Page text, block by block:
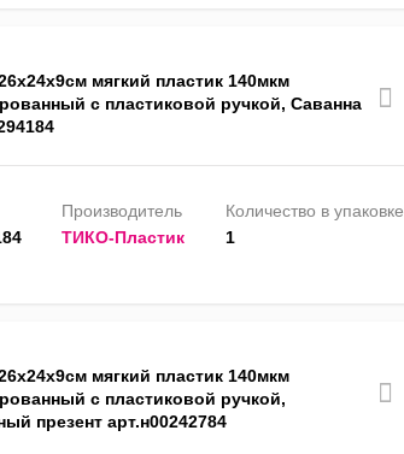
мягкий пластик 140мкм
с пластиковой ручкой, Саванна
Производитель
ТИКО-Пластик
Количество в упаковке
1
мягкий пластик 140мкм
с пластиковой ручкой,
презент арт.н00242784